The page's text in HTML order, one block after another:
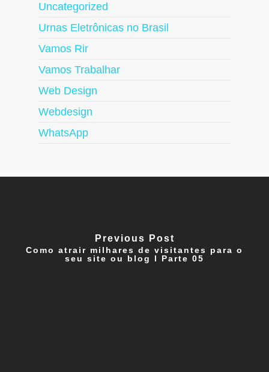
Uncategorized
Urnas Eletrônicas no Brasil
Vamos Rir
Vamos Trabalhar
Web Design
Webdesign
WhatsApp
Previous Post
Como atrair milhares de visitantes para o
seu site ou blog l Parte 05